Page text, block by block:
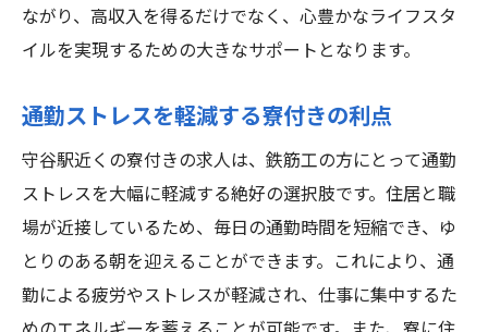
ながり、高収入を得るだけでなく、心豊かなライフスタ
イルを実現するための大きなサポートとなります。
通勤ストレスを軽減する寮付きの利点
守谷駅近くの寮付きの求人は、鉄筋工の方にとって通勤
ストレスを大幅に軽減する絶好の選択肢です。住居と職
場が近接しているため、毎日の通勤時間を短縮でき、ゆ
とりのある朝を迎えることができます。これにより、通
勤による疲労やストレスが軽減され、仕事に集中するた